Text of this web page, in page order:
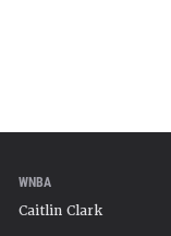
WNBA
Caitlin Clark